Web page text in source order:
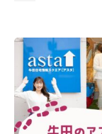
お問合